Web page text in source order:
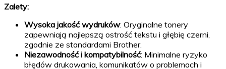
Zalety:
Wysoka jakość wydruków: Oryginalne tonery
zapewniają najlepszą ostrość tekstu i głębię czerni,
zgodnie ze standardami Brother.
Niezawodność i kompatybilność: Minimalne ryzyko
błędów drukowania, komunikatów o problemach i